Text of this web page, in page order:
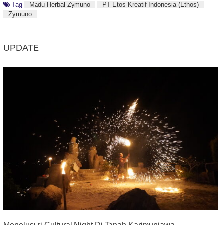
Tag Madu Herbal Zymuno
PT Etos Kreatif Indonesia (Ethos)
Zymuno
UPDATE